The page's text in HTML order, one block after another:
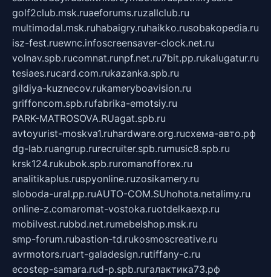
golf2club.msk.ruaeforums.ruzallclub.ru
multimodal.msk.ruhabaigry.ruhaikko.rusobakopedia.ru
isz-fest.ruewnc.infoscreensaver-clock.net.ru
volnav.spb.rucomnat.runpf.net.ru7bit.pp.rukalugatur.ru
tesiaes.rucard.com.rukazanka.spb.ru
gildiya-kuznecov.rukameryboavision.ru
griffoncom.spb.rufabrika-emotsiy.ru
PARK-MATROSOVA.RUagat.spb.ru
avtoyurist-moskva1.ruhardware.org.ruсхема-авто.рф
dg-lab.ruangrup.rurecruiter.spb.rumusic8.spb.ru
krsk124.rukubok.spb.ruromanofforex.ru
analitikaplus.ruspyonline.ruzosikamery.ru
sloboda-ural.pp.ruAUTO-COM.SUhohota.netalimy.ru
online-z.comaromat-vostoka.ruotdelkaexp.ru
mobilvest.rubbd.net.rumebelshop.msk.ru
smp-forum.rubastion-td.rukosmoscreative.ru
avrmotors.ruart-galadesign.rutiffany-c.ru
ecostep-samara.rud-p.spb.ruгалактика73.рф